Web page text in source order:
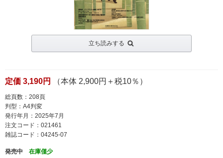
立ち読みする
定価 3,190円 （本体 2,900円＋税10％）
総頁数：208頁
判型：A4判変
発行年月：2025年7月
注文コード：021461
雑誌コード：04245-07
発売中 在庫僅少